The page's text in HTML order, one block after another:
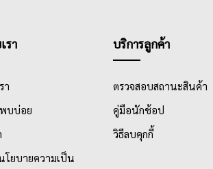
รา
า
บบ่อย
โยบายความเป็น
บริการลูกค้า
ตรวจสอบสถานะสินค้า
คู่มือนักช้อป
วิธีลบคุกกี้